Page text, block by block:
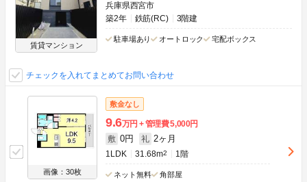
賃貸マンション
兵庫県西宮市
築2年
鉄筋(RC) 3階建
駐車場あり オートロック 宅配ボックス
チェックを入れてまとめてお問い合わせ
画像：30枚
敷金なし
9.6万円 管理費5,000円
敷 0円 礼 2ヶ月
1LDK 31.68m2 1階
ネット無料 角部屋